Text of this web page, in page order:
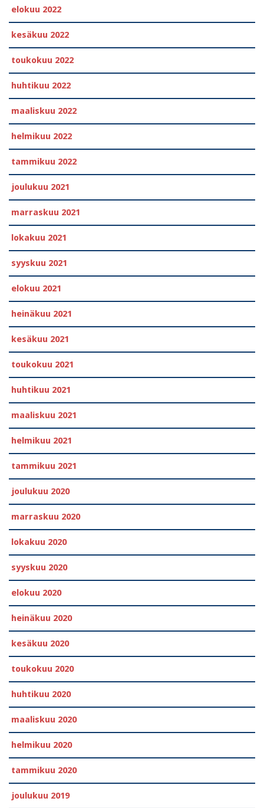
elokuu 2022
kesäkuu 2022
toukokuu 2022
huhtikuu 2022
maaliskuu 2022
helmikuu 2022
tammikuu 2022
joulukuu 2021
marraskuu 2021
lokakuu 2021
syyskuu 2021
elokuu 2021
heinäkuu 2021
kesäkuu 2021
toukokuu 2021
huhtikuu 2021
maaliskuu 2021
helmikuu 2021
tammikuu 2021
joulukuu 2020
marraskuu 2020
lokakuu 2020
syyskuu 2020
elokuu 2020
heinäkuu 2020
kesäkuu 2020
toukokuu 2020
huhtikuu 2020
maaliskuu 2020
helmikuu 2020
tammikuu 2020
joulukuu 2019